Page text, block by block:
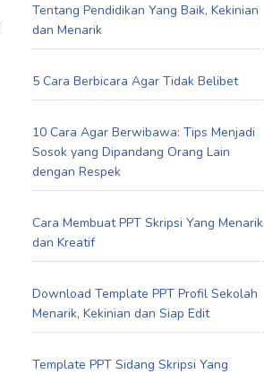
Tentang Pendidikan Yang Baik, Kekinian
dan Menarik
5 Cara Berbicara Agar Tidak Belibet
10 Cara Agar Berwibawa: Tips Menjadi
Sosok yang Dipandang Orang Lain
dengan Respek
Cara Membuat PPT Skripsi Yang Menarik
dan Kreatif
Download Template PPT Profil Sekolah
Menarik, Kekinian dan Siap Edit
Template PPT Sidang Skripsi Yang